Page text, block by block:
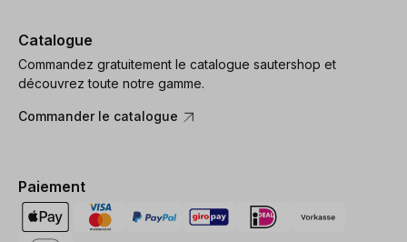
Catalogue
Commandez gratuitement le catalogue sautershop et
découvrez toute notre gamme.
Commander le catalogue
Paiement